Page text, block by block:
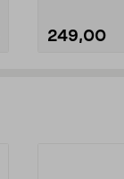
249,00